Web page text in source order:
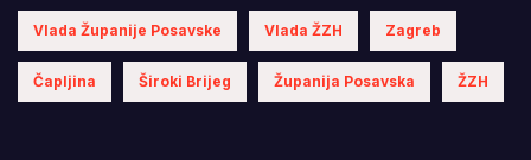
Vlada Županije Posavske Vlada ŽZH Zagreb
Čapljina Široki Brijeg Županija Posavska ŽZH